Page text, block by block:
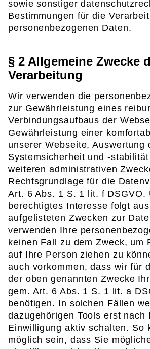
sowie sonstiger
Bestimmungen für die
personenbezogenen Daten.
§ 2 Allgemeine Zwecke
Verarbeitung
Wir verwenden die
zur Gewährleistung eines
Verbindungsaufbaus der
Gewährleistung einer
unserer Webseite, Auswertung
Systemsicherheit und -
weiteren administrativen
Rechtsgrundlage für die
Art. 6 Abs. 1 S. 1 lit. f DSGVO.
berechtigtes Interesse folgt
aufgelisteten Zwecken zur
verwenden Ihre
keinen Fall zu dem Zweck, um
auf Ihre Person ziehen zu
auch vorkommen, dass wir für
der oben genannten Zwecke
gem. Art. 6 Abs. 1 S. 1 lit. a
benötigen. In solchen Fällen
dazugehörigen Tools erst nach
Einwilligung aktiv schalten. So
möglich sein, dass Sie